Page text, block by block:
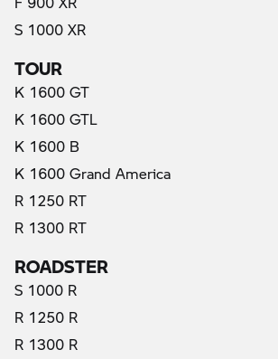
S 1000 XR
TOUR
K 1600 GT
K 1600 GTL
K 1600 B
K 1600 Grand America
R 1250 RT
R 1300 RT
ROADSTER
S 1000 R
R 1250 R
R 1300 R